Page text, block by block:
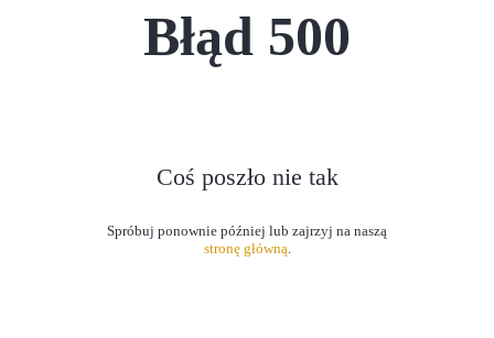
Błąd 500
Coś poszło nie tak
stronę główną.